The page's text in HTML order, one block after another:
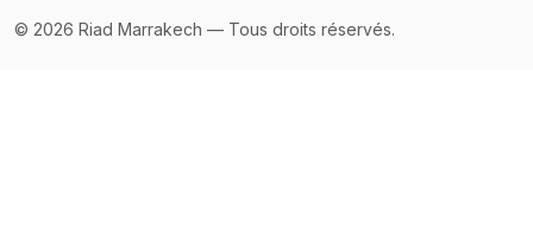
© 2026 Riad Marrakech — Tous droits réservés.